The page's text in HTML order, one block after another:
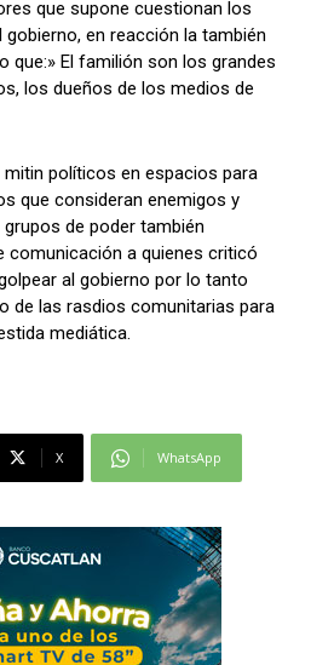
WhatsApp
WhatsApp
que supone cuestionan los
en reacción la también
que:» El familión son los grandes
los dueños de los medios de
políticos en espacios para
que consideran enemigos y
de poder también
comunicación a quienes criticó
al gobierno por lo tanto
de las rasdios comunitarias para
mediática.
X WhatsApp